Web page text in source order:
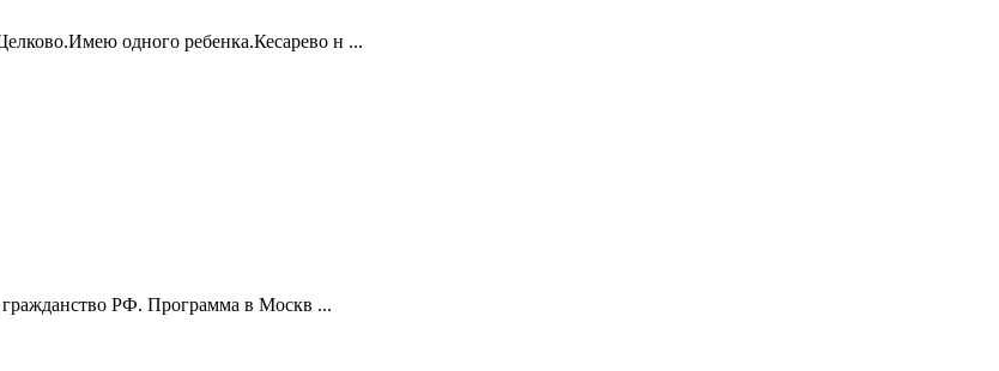
одного ребенка.Кесарево н ...
РФ. Программа в Москв ...